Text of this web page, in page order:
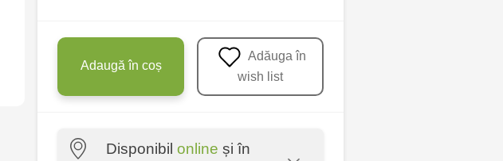
Adaugă în coș
wish list
Disponibil online și în